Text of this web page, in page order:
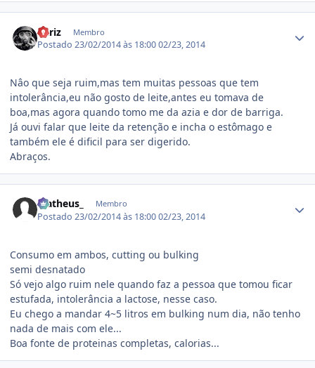
nariz Membro
Postado23/02/2014 às 18:0002/23, 2014
Nâo que seja ruim,mas tem muitas pessoas que tem
intolerância,eu não gosto de leite,antes eu tomava de
boa,mas agora quando tomo me da azia e dor de barriga.
Já ouvi falar que leite da retenção e incha o estômago e
também ele é dificil para ser digerido.
Abraços.
Matheus_ Membro
Postado23/02/2014 às 18:0002/23, 2014
Consumo em ambos, cutting ou bulking
semi desnatado
Só vejo algo ruim nele quando faz a pessoa que tomou ficar
estufada, intolerância a lactose, nesse caso.
Eu chego a mandar 4~5 litros em bulking num dia, não tenho
nada de mais com ele...
Boa fonte de proteinas completas, calorias...